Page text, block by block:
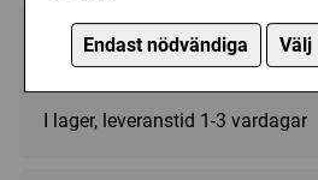
Endast nödvändiga Välj
149 kr
I lager, leveranstid 1-3 vardagar